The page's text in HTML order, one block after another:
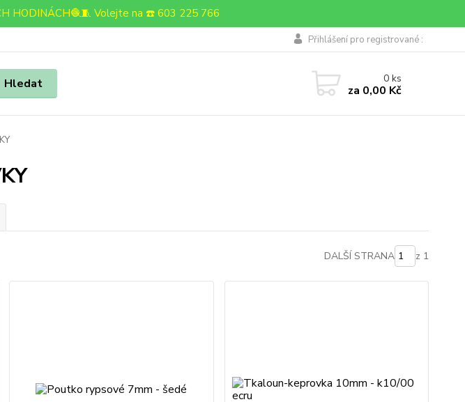
HODINÁCH🧶🧵 Volejte na ☎️ 603 225 766
Přihlášení pro registrované :
Hledat 0ks
za 0,00 Kč
DALŠÍ STRANA z 1